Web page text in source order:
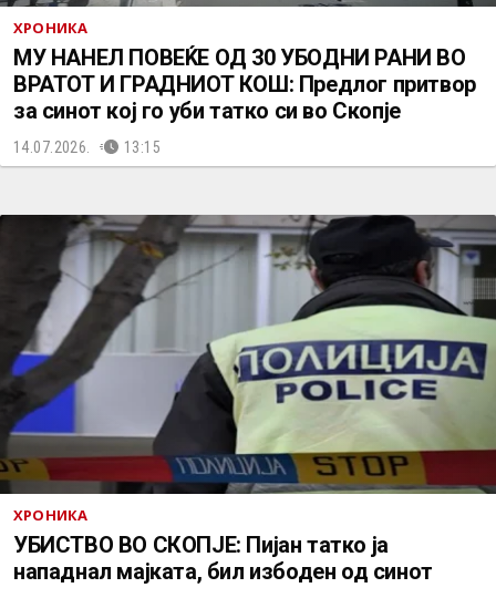
ХРОНИКА
МУ НАНЕЛ ПОВЕЌЕ ОД 30 УБОДНИ РАНИ ВО
ВРАТОТ И ГРАДНИОТ КОШ: Предлог притвор
за синот кој го уби татко си во Скопје
14.07.2026. 13:15
ХРОНИКА
УБИСТВО ВО СКОПЈЕ: Пијан татко ја
нападнал мајката, бил избоден од синот